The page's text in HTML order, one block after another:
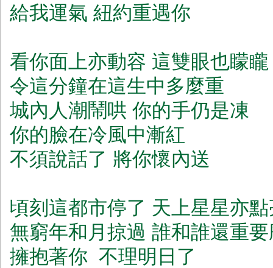
給我運氣 紐約重遇你
看你面上亦動容 這雙眼也矇矓
令這分鐘在這生中多麼重
城內人潮鬧哄 你的手仍是凍
你的臉在冷風中漸紅
不須說話了 將你懷內送
頃刻這都市停了 天上星星亦
無窮年和月掠過 誰和誰還重
擁抱著你 不理明日了